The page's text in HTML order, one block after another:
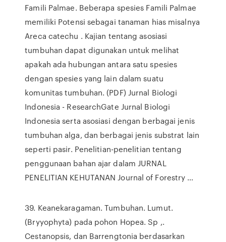
Famili Palmae. Beberapa spesies Famili Palmae
memiliki Potensi sebagai tanaman hias misalnya
Areca catechu . Kajian tentang asosiasi
tumbuhan dapat digunakan untuk melihat
apakah ada hubungan antara satu spesies
dengan spesies yang lain dalam suatu
komunitas tumbuhan. (PDF) Jurnal Biologi
Indonesia - ResearchGate Jurnal Biologi
Indonesia serta asosiasi dengan berbagai jenis
tumbuhan alga, dan berbagai jenis substrat lain
seperti pasir. Penelitian-penelitian tentang
penggunaan bahan ajar dalam JURNAL
PENELITIAN KEHUTANAN Journal of Forestry …
39. Keanekaragaman. Tumbuhan. Lumut.
(Bryyophyta) pada pohon Hopea. Sp ,.
Cestanopsis, dan Barrengtonia berdasarkan